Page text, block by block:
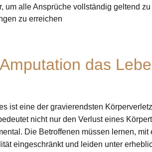
um alle Ansprüche vollständig geltend
zu erreichen
Amputation das
ist eine der gravierendsten
nicht nur den Verlust eines
Die Betroffenen müssen lernen,
eingeschränkt und leiden unter